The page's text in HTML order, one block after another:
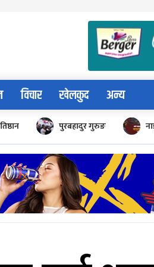
विचार खेलकुद अन्य
पुरबहादुर गुरुङ